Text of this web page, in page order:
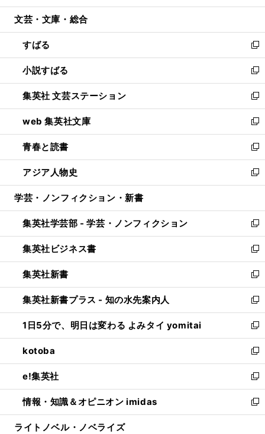
開
ウ
開
く
ン
ウ
で
開
く
ウ
ン
ド
ウ
で
開
く
文芸・文庫・総合
すばる
新
し
い
ウ
ィ
ン
ド
ウ
で
開
く
小説すばる
新
し
い
ウ
ィ
ン
ド
ウ
で
開
集英社 文芸ステーション
新
し
い
ウ
ィ
ン
ド
ウ
開
く
web 集英社文庫
新
し
い
ウ
ィ
ン
ウ
で
開
く
青春と読書
新
し
い
ウ
ン
ド
ウ
で
開
く
アジア人物史
新
し
ウ
ィ
ン
ド
ウ
で
開
く
学芸・ノンフィクション・新書
集英社学芸部 - 学芸・ノンフィクション
新
し
い
ウ
ィ
ン
ド
ウ
で
開
く
集英社ビジネス書
新
し
い
ウ
ィ
ン
ド
ウ
で
開
く
集英社新書
新
し
い
ウ
ィ
ン
ド
ウ
で
開
く
集英社新書プラス - 知の水先案内人
新
し
い
ウ
ィ
ン
ド
ウ
で
開
1日5分で、明日は変わる よみタイ yomitai
新
し
い
ウ
ィ
ン
ド
ウ
kotoba
新
し
い
ウ
ィ
ン
e!集英社
新
し
い
ウ
情報・知識＆オピニオン imidas
新
し
ライトノベル・ノベライズ